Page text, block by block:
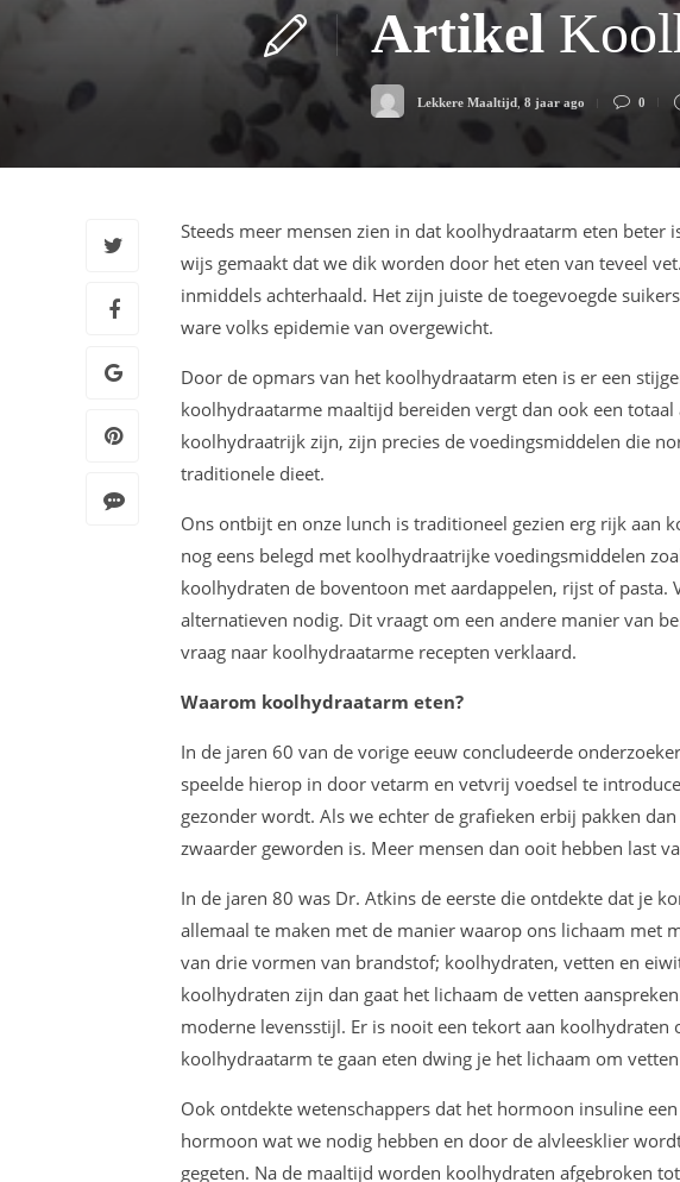
Artikel
Lekkere Maaltijd 8 jaar ago 0
Steeds meer mensen zien in dat koolhydraatarm eten beter
wijs gemaakt dat we dik worden door het eten van teveel
inmiddels achterhaald. Het zijn juiste de toegevoegde
ware volks epidemie van overgewicht.
Door de opmars van het koolhydraatarm eten is er een
koolhydraatarme maaltijd bereiden vergt dan ook een
koolhydraatrijk zijn, zijn precies de voedingsmiddelen die
traditionele dieet.
Ons ontbijt en onze lunch is traditioneel gezien erg rijk aan
nog eens belegd met koolhydraatrijke voedingsmiddelen
koolhydraten de boventoon met aardappelen, rijst of
alternatieven nodig. Dit vraagt om een andere manier van
vraag naar koolhydraatarme recepten verklaard.
Waarom koolhydraatarm eten?
In de jaren 60 van de vorige eeuw concludeerde
speelde hierop in door vetarm en vetvrij voedsel te
gezonder wordt. Als we echter de grafieken erbij pakken
zwaarder geworden is. Meer mensen dan ooit hebben last
In de jaren 80 was Dr. Atkins de eerste die ontdekte dat je
allemaal te maken met de manier waarop ons lichaam met
van drie vormen van brandstof; koolhydraten, vetten en
koolhydraten zijn dan gaat het lichaam de vetten
moderne levensstijl. Er is nooit een tekort aan koolhydraten
koolhydraatarm te gaan eten dwing je het lichaam om
Ook ontdekte wetenschappers dat het hormoon insuline
hormoon wat we nodig hebben en door de alvleesklier
gegeten. Na de maaltijd worden koolhydraten afgebroken